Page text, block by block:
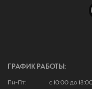
ГРАФИК РАБОТЫ:
Пн-Пт: с 10:00 до